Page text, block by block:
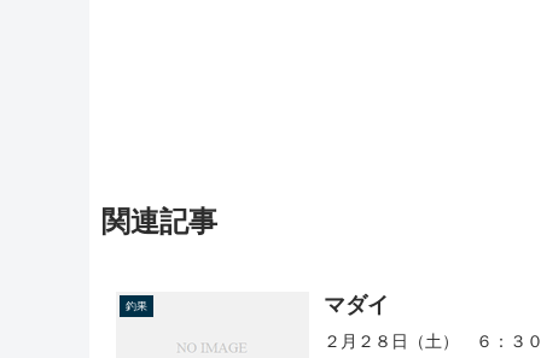
関連記事
釣果 マダイ
２月２８日（土） ６：３